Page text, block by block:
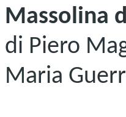
Massolina
di Piero
Maria